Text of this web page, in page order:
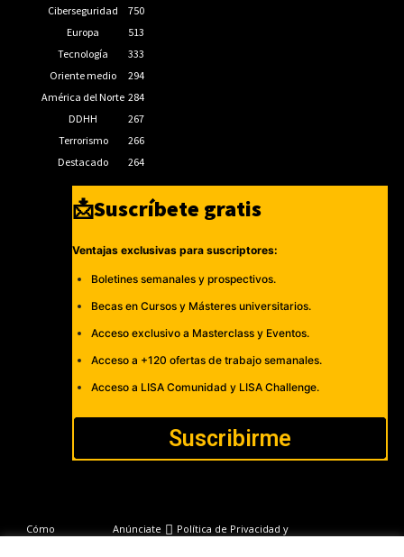
Ciberseguridad
750
Europa
513
Tecnología
333
Oriente medio
294
América del Norte 284
DDHH
267
Terrorismo
266
Destacado
264
📩Suscríbete gratis
Ventajas exclusivas para suscriptores:
Boletines semanales y prospectivos.
Becas en Cursos y Másteres universitarios.
Acceso exclusivo a Masterclass y Eventos.
Acceso a +120 ofertas de trabajo semanales.
Acceso a LISA Comunidad y LISA Challenge.
Suscribirme
Cómo Anúnciate Política de Privacidad y